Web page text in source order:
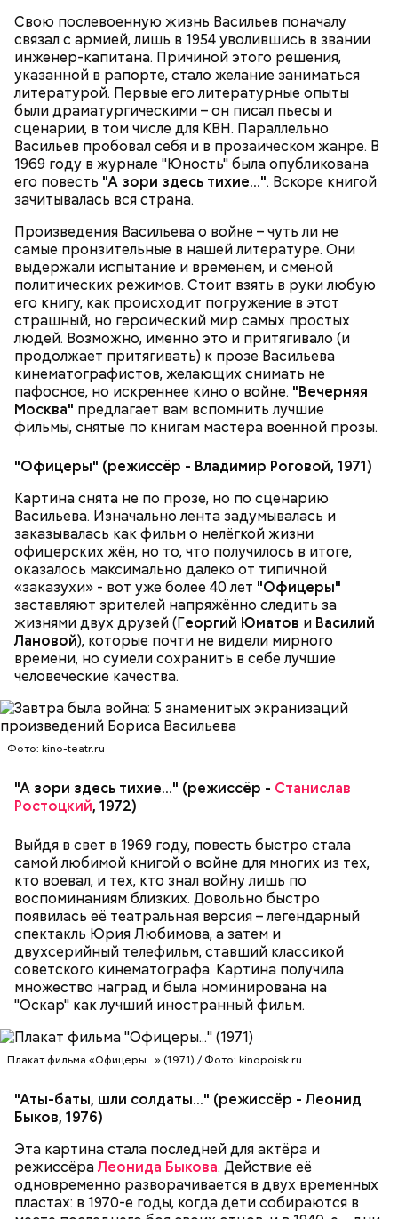
Свою послевоенную жизнь Васильев поначалу
связал с армией, лишь в 1954 уволившись в звании
инженер-капитана. Причиной этого решения,
указанной в рапорте, стало желание заниматься
литературой. Первые его литературные опыты
были драматургическими – он писал пьесы и
сценарии, в том числе для КВН. Параллельно
Васильев пробовал себя и в прозаическом жанре. В
1969 году в журнале "Юность" была опубликована
его повесть "А зори здесь тихие…". Вскоре книгой
зачитывалась вся страна.
Произведения Васильева о войне – чуть ли не
самые пронзительные в нашей литературе. Они
выдержали испытание и временем, и сменой
политических режимов. Стоит взять в руки любую
его книгу, как происходит погружение в этот
страшный, но героический мир самых простых
людей. Возможно, именно это и притягивало (и
продолжает притягивать) к прозе Васильева
кинематографистов, желающих снимать не
пафосное, но искреннее кино о войне. "Вечерняя
Москва" предлагает вам вспомнить лучшие
фильмы, снятые по книгам мастера военной прозы.
"Офицеры" (режиссёр - Владимир Роговой, 1971)
Картина снята не по прозе, но по сценарию
Васильева. Изначально лента задумывалась и
заказывалась как фильм о нелёгкой жизни
офицерских жён, но то, что получилось в итоге,
оказалось максимально далеко от типичной
«заказухи» - вот уже более 40 лет "Офицеры"
заставляют зрителей напряжённо следить за
жизнями двух друзей (Георгий Юматов и Василий
Лановой), которые почти не видели мирного
времени, но сумели сохранить в себе лучшие
человеческие качества.
Фото: kino-teatr.ru
"А зори здесь тихие..." (режиссёр - Станислав
Ростоцкий, 1972)
Выйдя в свет в 1969 году, повесть быстро стала
самой любимой книгой о войне для многих из тех,
кто воевал, и тех, кто знал войну лишь по
воспоминаниям близких. Довольно быстро
появилась её театральная версия – легендарный
спектакль Юрия Любимова, а затем и
двухсерийный телефильм, ставший классикой
советского кинематографа. Картина получила
множество наград и была номинирована на
"Оскар" как лучший иностранный фильм.
Плакат фильма «Офицеры...» (1971) / Фото: kinopoisk.ru
"Аты-баты, шли солдаты…" (режиссёр - Леонид
Быков, 1976)
Эта картина стала последней для актёра и
режиссёраЛеонида Быкова. Действие её
одновременно разворачивается в двух временных
пластах: в 1970-е годы, когда дети собираются в